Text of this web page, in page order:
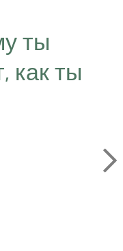
ты
как ты